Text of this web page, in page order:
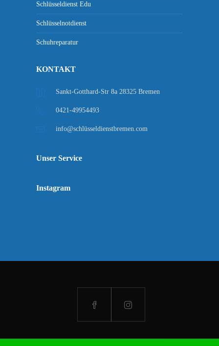
Schlüsseldienst Edu
Schlüsselnotdienst
Schuhreparatur
KONTAKT
Sankt-Gotthard-Str 8a 28325 Bremen
0421-49954493
info@schlüsseldienstbremen.com
Unser Service
Instagram